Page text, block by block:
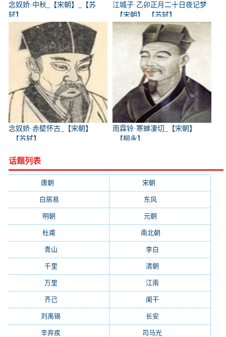
念奴娇·中秋_【宋朝】_【苏
轼】
江城子·乙卯正月二十日夜记梦
_【宋朝】_【苏轼】
念奴娇·赤壁怀古_【宋朝】
_【苏轼】
雨霖铃·寒蝉凄切_【宋朝】
_【柳永】
话题列表
唐朝 宋朝
白居易 东风
明朝 元朝
杜甫 南北朝
青山 李白
千里 清朝
万里 江南(805)
齐己(781) 阑干(723)
刘禹锡 长安(695)
辛弃疾 司马光